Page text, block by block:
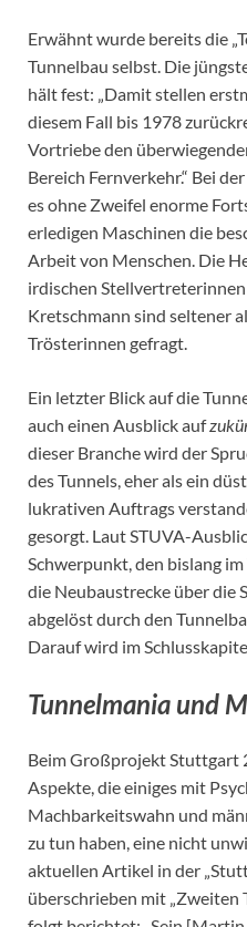
Erwähnt wurde bereits die
Tunnelbau selbst. Die
hält fest: „Damit stellen
diesem Fall bis 1978
Vortriebe den
Bereich Fernverkehr.“ Bei
es ohne Zweifel enorme
erledigen Maschinen die
Arbeit von Menschen. Die
irdischen
Kretschmann sind seltener
Trösterinnen gefragt.
Ein letzter Blick auf die
auch einen Ausblick auf
dieser Branche wird der
des Tunnels, eher als ein
lukrativen Auftrags
gesorgt. Laut STUVA-
Schwerpunkt, den bislang
die Neubaustrecke über die
abgelöst durch den
Darauf wird im
Tunnelmania und
Beim Großprojekt Stuttgart
Aspekte, die einiges mit
Machbarkeitswahn und
zu tun haben, eine nicht
aktuellen Artikel in der
überschrieben mit „Zweiten